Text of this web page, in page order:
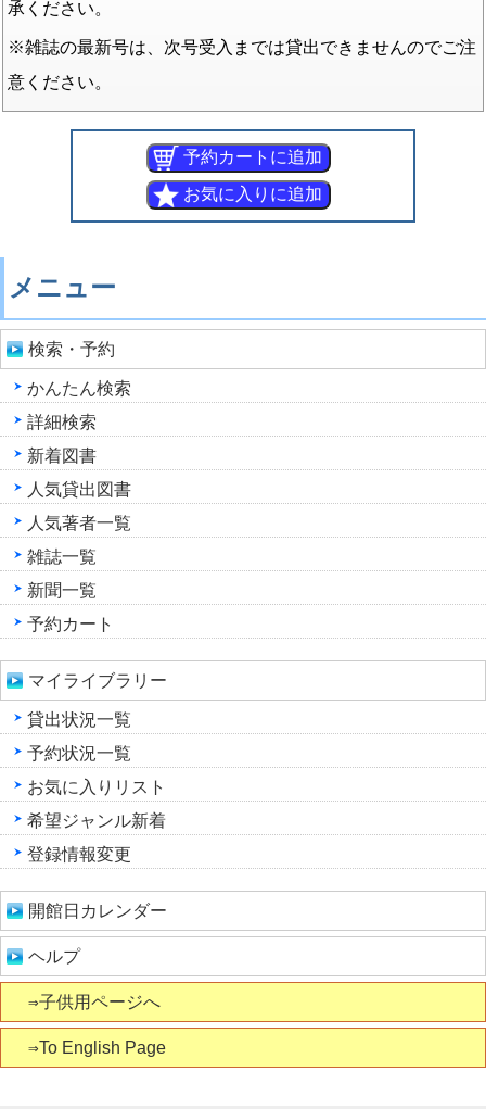
承ください。
※雑誌の最新号は、次号受入までは貸出できませんのでご注
意ください。
メニュー
検索・予約
かんたん検索
詳細検索
新着図書
人気貸出図書
人気著者一覧
雑誌一覧
新聞一覧
予約カート
マイライブラリー
貸出状況一覧
予約状況一覧
お気に入りリスト
希望ジャンル新着
登録情報変更
開館日カレンダー
ヘルプ
⇒子供用ページへ
⇒To English Page